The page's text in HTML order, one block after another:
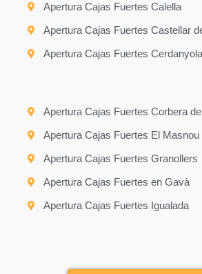
Apertura Cajas Fuertes Calella
Apertura Cajas Fuertes Castellar
Apertura Cajas Fuertes
Apertura Cajas Fuertes Corbera
Apertura Cajas Fuertes El Masnou
Apertura Cajas Fuertes Granollers
Apertura Cajas Fuertes en Gavà
Apertura Cajas Fuertes Igualada